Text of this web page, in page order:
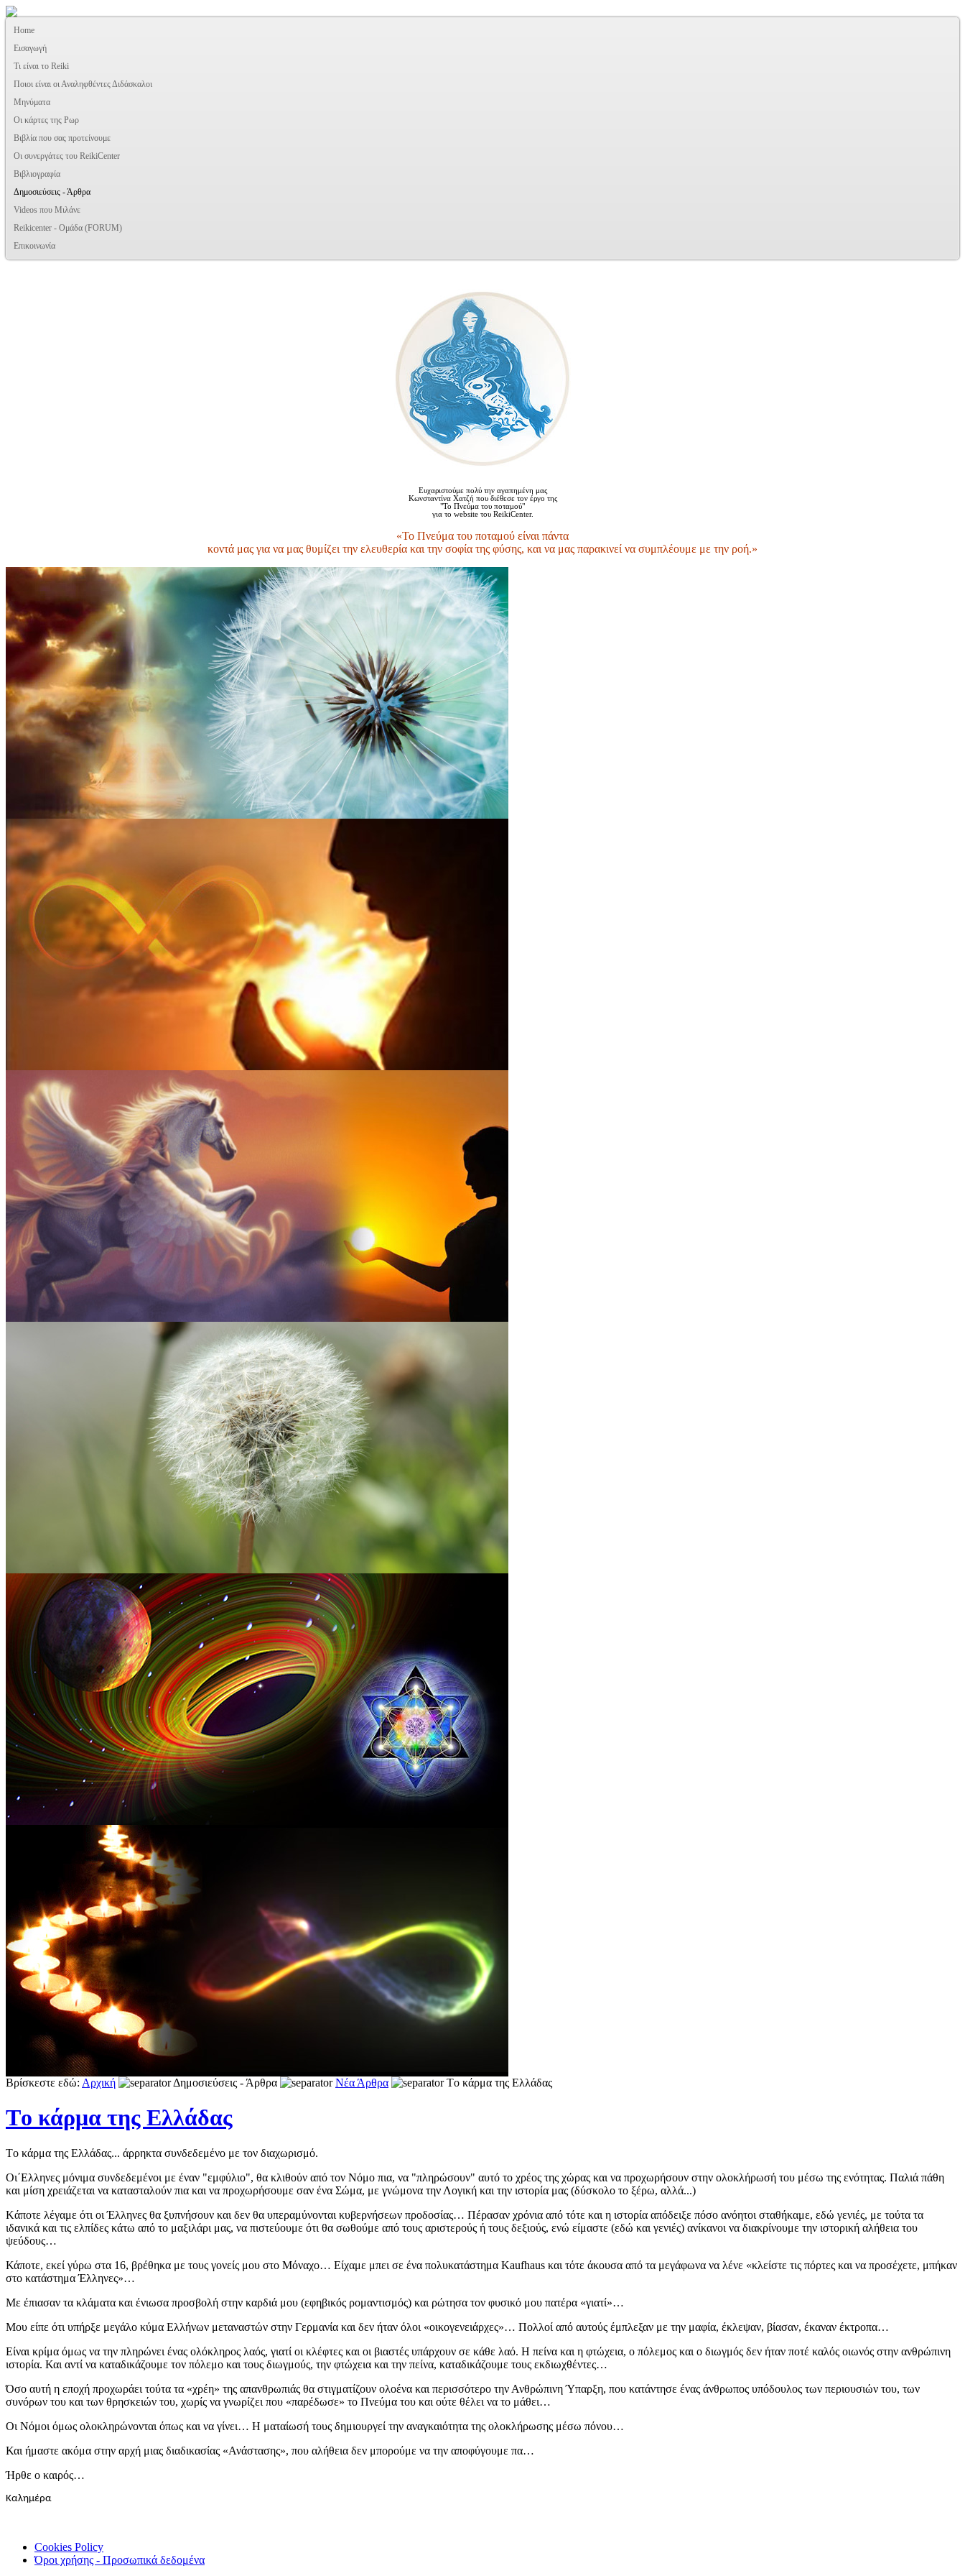
Home
Εισαγωγή
Τι είναι το Reiki
Ποιοι είναι οι Αναληφθέντες Διδάσκαλοι
Μηνύματα
Οι κάρτες της Ρωρ
Βιβλία που σας προτείνουμε
Oι συνεργάτες του ReikiCenter
Βιβλιογραφία
Δημοσιεύσεις - Άρθρα
Videos που Μιλάνε
Reikicenter - Ομάδα (FORUM)
Επικοινωνία
Ευχαριστούμε πολύ την αγαπημένη μας
Κωνσταντίνα Χατζή που διέθεσε τον έργο της
"Το Πνεύμα του ποταμού"
για το website του ReikiCenter.
«Το Πνεύμα του ποταμού είναι πάντα
κοντά μας για να μας θυμίζει την ελευθερία και την σοφία της φύσης, και να μας παρακινεί να συμπλέουμε με την ροή.»
Βρίσκεστε εδώ: Αρχική Δημοσιεύσεις - Άρθρα Νέα Άρθρα Tο κάρμα της Ελλάδας
Tο κάρμα της Ελλάδας
Tο κάρμα της Ελλάδας... άρρηκτα συνδεδεμένο με τον διαχωρισμό.
Οι΄Ελληνες μόνιμα συνδεδεμένοι με έναν "εμφύλιο", θα κλιθούν από τον Νόμο πια, να "πληρώσουν" αυτό το χρέος της χώρας και να προχωρήσουν στην ολοκλήρωσή του μέσω της ενότητας. Παλιά πάθη
και μίση χρειάζεται να κατασταλούν πια και να προχωρήσουμε σαν ένα Σώμα, με γνώμονα την Λογική και την ιστορία μας (δύσκολο το ξέρω, αλλά...)
Kάποτε λέγαμε ότι οι Έλληνες θα ξυπνήσουν και δεν θα υπεραμύνονται κυβερνήσεων προδοσίας… Πέρασαν χρόνια από τότε και η ιστορία απόδειξε πόσο ανόητοι σταθήκαμε, εδώ γενιές, με τούτα τα
ιδανικά και τις ελπίδες κάτω από το μαξιλάρι μας, να πιστεύουμε ότι θα σωθούμε από τους αριστερούς ή τους δεξιούς, ενώ είμαστε (εδώ και γενιές) ανίκανοι να διακρίνουμε την ιστορική αλήθεια του
ψεύδους…
Κάποτε, εκεί γύρω στα 16, βρέθηκα με τους γονείς μου στο Μόναχο… Είχαμε μπει σε ένα πολυκατάστημα Kaufhaus και τότε άκουσα από τα μεγάφωνα να λένε «κλείστε τις πόρτες και να προσέχετε, μπήκαν
στο κατάστημα Έλληνες»…
Με έπιασαν τα κλάματα και ένιωσα προσβολή στην καρδιά μου (εφηβικός ρομαντισμός) και ρώτησα τον φυσικό μου πατέρα «γιατί»…
Μου είπε ότι υπήρξε μεγάλο κύμα Ελλήνων μεταναστών στην Γερμανία και δεν ήταν όλοι «οικογενειάρχες»… Πολλοί από αυτούς έμπλεξαν με την μαφία, έκλεψαν, βίασαν, έκαναν έκτροπα…
Είναι κρίμα όμως να την πληρώνει ένας ολόκληρος λαός, γιατί οι κλέφτες και οι βιαστές υπάρχουν σε κάθε λαό. Η πείνα και η φτώχεια, ο πόλεμος και ο διωγμός δεν ήταν ποτέ καλός οιωνός στην ανθρώπινη
ιστορία. Και αντί να καταδικάζουμε τον πόλεμο και τους διωγμούς, την φτώχεια και την πείνα, καταδικάζουμε τους εκδιωχθέντες…
Όσο αυτή η εποχή προχωράει τούτα τα «χρέη» της απανθρωπιάς θα στιγματίζουν ολοένα και περισσότερο την Ανθρώπινη Ύπαρξη, που κατάντησε ένας άνθρωπος υπόδουλος των περιουσιών του, των
συνόρων του και των θρησκειών του, χωρίς να γνωρίζει που «παρέδωσε» το Πνεύμα του και ούτε θέλει να το μάθει…
Οι Νόμοι όμως ολοκληρώνονται όπως και να γίνει… Η ματαίωσή τους δημιουργεί την αναγκαιότητα της ολοκλήρωσης μέσω πόνου…
Και ήμαστε ακόμα στην αρχή μιας διαδικασίας «Ανάστασης», που αλήθεια δεν μπορούμε να την αποφύγουμε πα…
Ήρθε ο καιρός…
Καλημέρα
Cookies Policy
Όροι χρήσης - Προσωπικά δεδομένα